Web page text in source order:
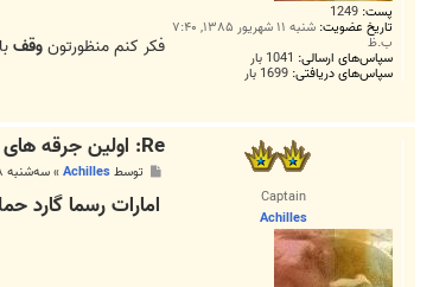
پست: 1249
تاریخ عضویت: شنبه ۱۱ شهریور ۱۳۸۵, ۷:۴۰
ب.ظ
سپاس‌های ارسالی: 1041 بار
سپاس‌های دریافتی: 1699 بار
فکر کنم منظورتونوقف
Captain
Achilles
Re: اولین جرقه های جنگ؛ لاريجاني:بخدمت كشتي‌هاي آنان خواهيم
ت
توسطAchilles
»سه‌شنبه ۸ تیر ۱۳۸۹, ۷:۴۶ ب.ظ
امارات رسما گارد